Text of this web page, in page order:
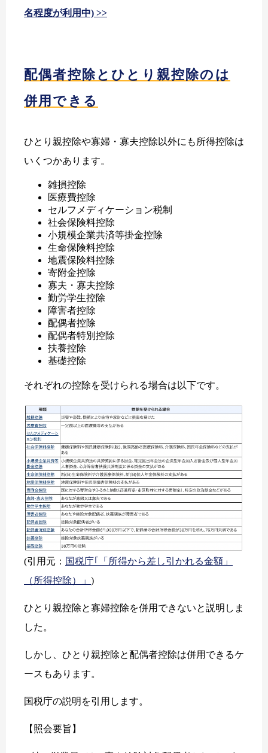
名程度が利用中) >>
配偶者控除とひとり親控除のは
併用できる
ひとり親控除や寡婦・寡夫控除以外にも所得控除は
いくつかあります。
雑損控除
医療費控除
セルフメディケーション税制
社会保険料控除
小規模企業共済等掛金控除
生命保険料控除
地震保険料控除
寄附金控除
寡夫・寡夫控除
勤労学生控除
障害者控除
配偶者控除
配偶者特別控除
扶養控除
基礎控除
それぞれの控除を受けられる場合は以下です。
(引用元： 国税庁｢「所得から差し引かれる金額」
（所得控除）」 )
ひとり親控除と寡婦控除を併用できないと説明しま
した。
しかし、ひとり親控除と配偶者控除は併用できるケ
ースもあります。
国税庁の説明を引用します。
【照会要旨】